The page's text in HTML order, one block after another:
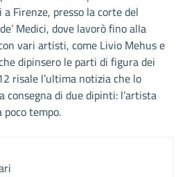
Firenze, presso la corte del
Medici, dove lavorò fino alla
vari artisti, come Livio Mehus e
dipinsero le parti di figura dei
risale l’ultima notizia che lo
consegna di due dipinti: l’artista
tempo.